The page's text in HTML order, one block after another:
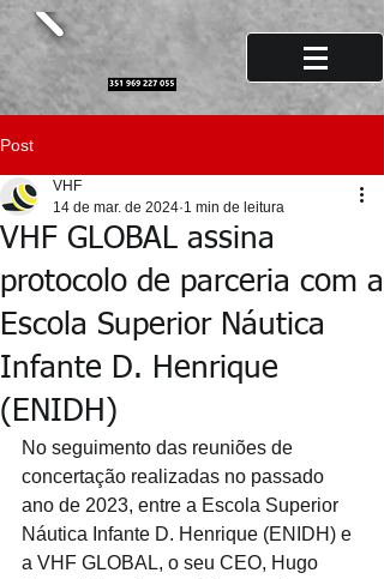
Post
VHF GLOBAL assina
protocolo de parceria com a
Escola Superior Náutica
Infante D. Henrique
(ENIDH)
VHF
14 de mar. de 2024 1 min de leitura
No seguimento das reuniões de
concertação realizadas no passado
ano de 2023, entre a Escola Superior
Náutica Infante D. Henrique (ENIDH) e
a VHF GLOBAL, o seu CEO, Hugo